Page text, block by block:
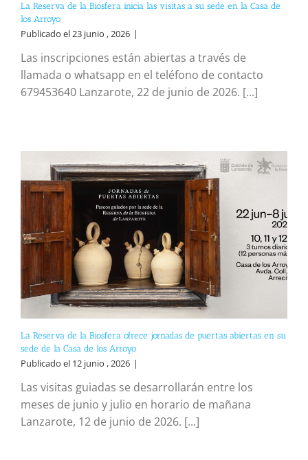
La Reserva de la Biosfera inicia las visitas a su sede en la Casa de
los Arroyo
Publicado el 23 junio , 2026 |
Las inscripciones están abiertas a través de
llamada o whatsapp en el teléfono de contacto
679453640 Lanzarote, 22 de junio de 2026. [...]
La Reserva de la Biosfera ofrece jornadas de puertas abiertas en su
sede de la Casa de los Arroyo
Publicado el 12 junio , 2026 |
Las visitas guiadas se desarrollarán entre los
meses de junio y julio en horario de mañana
Lanzarote, 12 de junio de 2026. [...]